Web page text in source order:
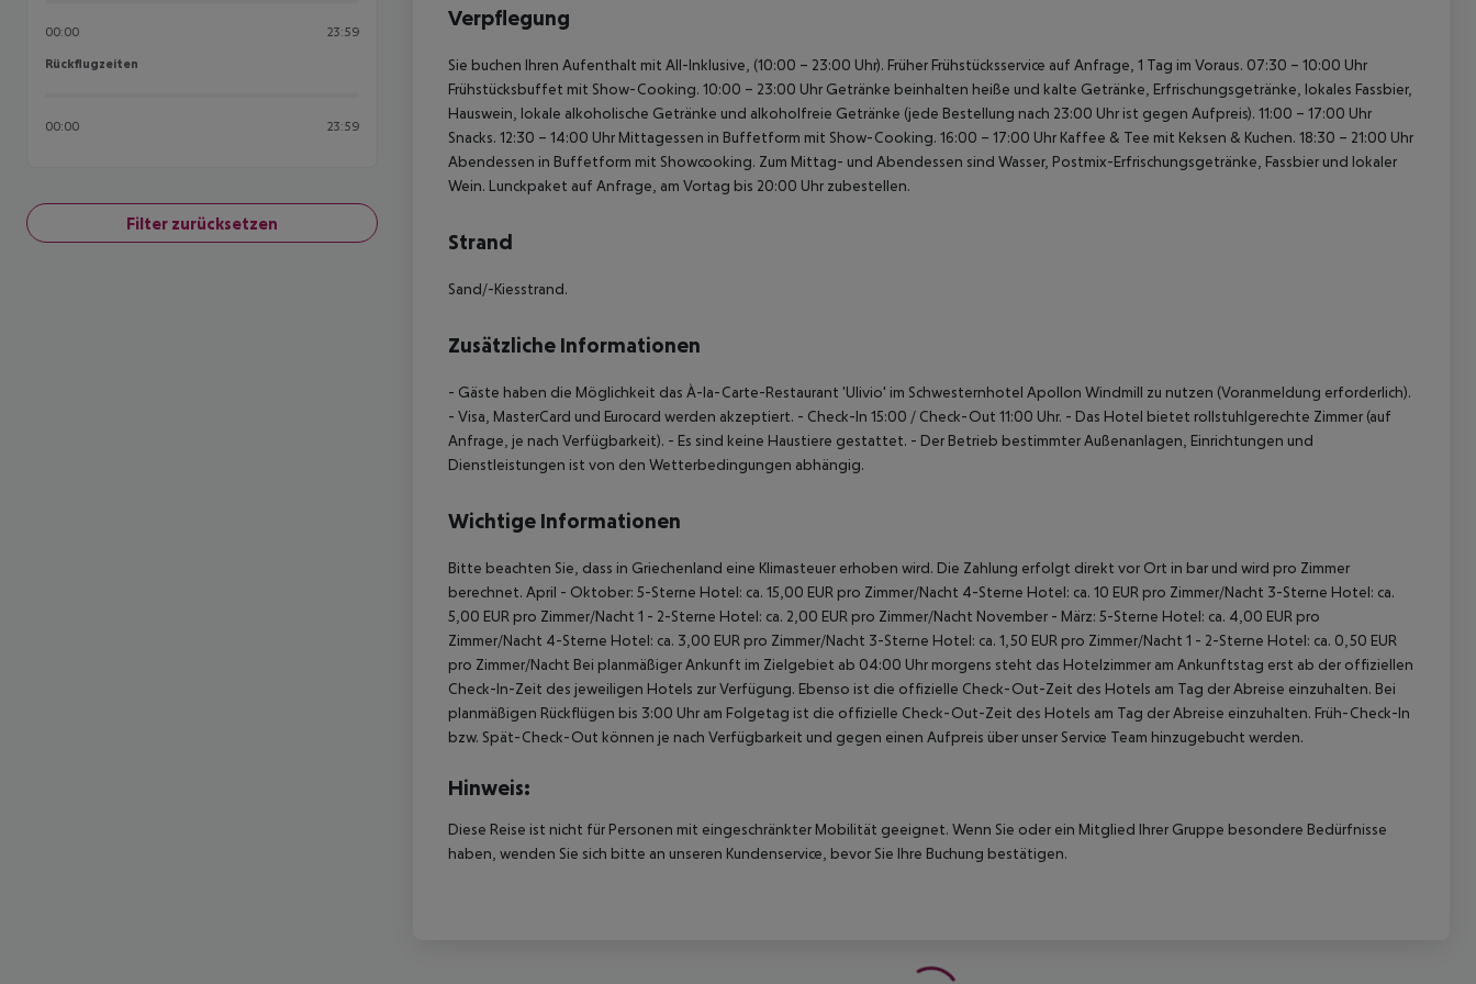
00:00 23:59
Rückflugzeiten
Rückflugzeiten
00:00 23:59
Filter zurücksetzen
Verpflegung
Sie buchen Ihren Aufenthalt mit All-Inklusive, (10:00 – 23:00 Uhr). Früher Frühstücksservice auf Anfrage, 1 Tag im Voraus. 07:30 – 10:00 Uhr
Frühstücksbuffet mit Show-Cooking. 10:00 – 23:00 Uhr Getränke beinhalten heiße und kalte Getränke, Erfrischungsgetränke, lokales Fassbier,
Hauswein, lokale alkoholische Getränke und alkoholfreie Getränke (jede Bestellung nach 23:00 Uhr ist gegen Aufpreis). 11:00 – 17:00 Uhr
Snacks. 12:30 – 14:00 Uhr Mittagessen in Buffetform mit Show-Cooking. 16:00 – 17:00 Uhr Kaffee & Tee mit Keksen & Kuchen. 18:30 – 21:00 Uhr
Abendessen in Buffetform mit Showcooking. Zum Mittag- und Abendessen sind Wasser, Postmix-Erfrischungsgetränke, Fassbier und lokaler
Wein. Lunckpaket auf Anfrage, am Vortag bis 20:00 Uhr zubestellen.
Strand
Sand/-Kiesstrand.
Zusätzliche Informationen
- Gäste haben die Möglichkeit das À-la-Carte-Restaurant 'Ulivio' im Schwesternhotel Apollon Windmill zu nutzen (Voranmeldung erforderlich).
- Visa, MasterCard und Eurocard werden akzeptiert. - Check-In 15:00 / Check-Out 11:00 Uhr. - Das Hotel bietet rollstuhlgerechte Zimmer (auf
Anfrage, je nach Verfügbarkeit). - Es sind keine Haustiere gestattet. - Der Betrieb bestimmter Außenanlagen, Einrichtungen und
Dienstleistungen ist von den Wetterbedingungen abhängig.
Wichtige Informationen
Bitte beachten Sie, dass in Griechenland eine Klimasteuer erhoben wird. Die Zahlung erfolgt direkt vor Ort in bar und wird pro Zimmer
berechnet. April - Oktober: 5-Sterne Hotel: ca. 15,00 EUR pro Zimmer/Nacht 4-Sterne Hotel: ca. 10 EUR pro Zimmer/Nacht 3-Sterne Hotel: ca.
5,00 EUR pro Zimmer/Nacht 1 - 2-Sterne Hotel: ca. 2,00 EUR pro Zimmer/Nacht November - März: 5-Sterne Hotel: ca. 4,00 EUR pro
Zimmer/Nacht 4-Sterne Hotel: ca. 3,00 EUR pro Zimmer/Nacht 3-Sterne Hotel: ca. 1,50 EUR pro Zimmer/Nacht 1 - 2-Sterne Hotel: ca. 0,50 EUR
pro Zimmer/Nacht Bei planmäßiger Ankunft im Zielgebiet ab 04:00 Uhr morgens steht das Hotelzimmer am Ankunftstag erst ab der offiziellen
Check-In-Zeit des jeweiligen Hotels zur Verfügung. Ebenso ist die offizielle Check-Out-Zeit des Hotels am Tag der Abreise einzuhalten. Bei
planmäßigen Rückflügen bis 3:00 Uhr am Folgetag ist die offizielle Check-Out-Zeit des Hotels am Tag der Abreise einzuhalten. Früh-Check-In
bzw. Spät-Check-Out können je nach Verfügbarkeit und gegen einen Aufpreis über unser Service Team hinzugebucht werden.
Hinweis:
Diese Reise ist nicht für Personen mit eingeschränkter Mobilität geeignet. Wenn Sie oder ein Mitglied Ihrer Gruppe besondere Bedürfnisse
haben, wenden Sie sich bitte an unseren Kundenservice, bevor Sie Ihre Buchung bestätigen.